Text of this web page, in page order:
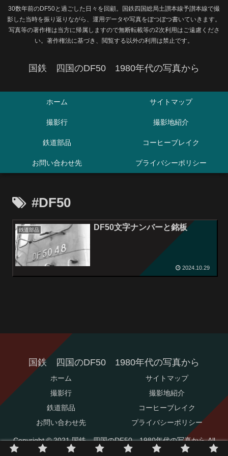
30数年前のDF50と過ごした日々を回顧。国鉄四国総局土讃本線予讃本線で撮
影した当時を振り返りながら、運用データや写真をぼつぼつ書いていきます。
写真等の著作権は当方に帰属しますので無断転載等の2次利用はご遠慮くださ
い。著作権法に基づき、閲覧する以外の利用は禁止です。
国鉄 四国のDF50 1980年代の写真から
ホーム サイトマップ
撮影行 撮影地紹介
鉄道部品 コーヒーブレイク
お問い合わせ先 プライバシーポリシー
#DF50
鉄道部品 DF50文字ナンバーと銘板
2024.10.29
国鉄 四国のDF50 1980年代の写真から
ホーム
サイトマップ
撮影行
撮影地紹介
鉄道部品
コーヒーブレイク
お問い合わせ先
プライバシーポリシー
Copyright © 2021 国鉄 四国のDF50 1980年代の写真から All
Rights Reserved.